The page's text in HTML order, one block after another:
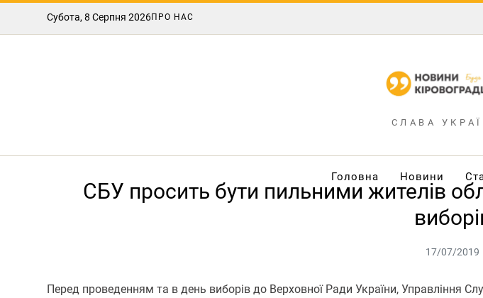
Субота, 8 Серпня 2026ПРО НАС
СЛАВА
Головна Новини
СБУ просить бути пильними жителів
17/07/2019
Перед проведенням та в день виборів до Верховної Ради України, Управління